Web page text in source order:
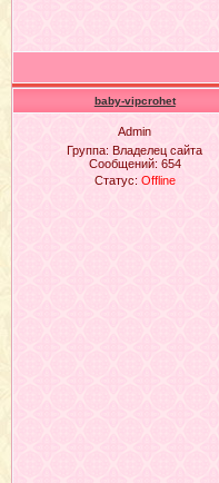
baby-vipcrohet
Admin
Группа: Владелец сайта
Сообщений: 654
Статус: Offline